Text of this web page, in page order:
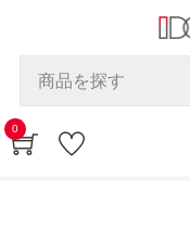
0